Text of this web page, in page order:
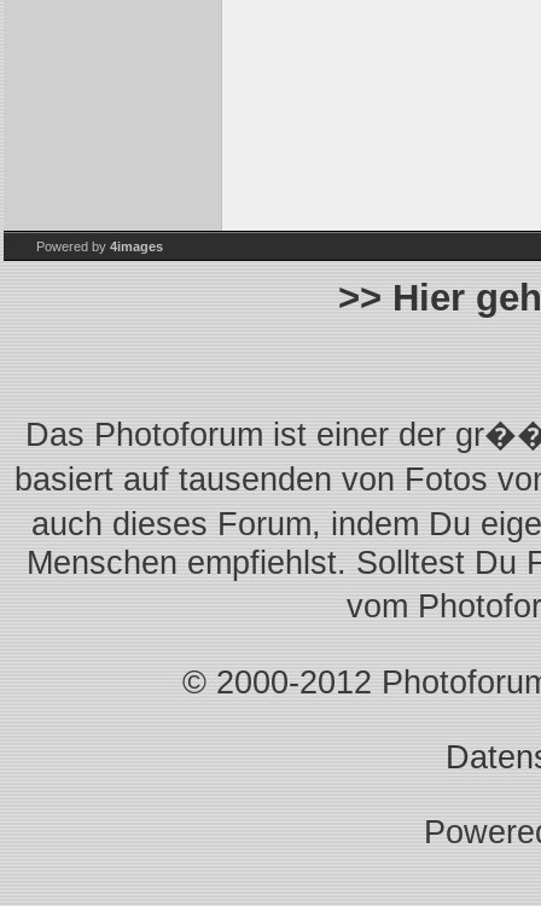
Powered by 4images
>> Hier
Das Photoforum ist einer der
basiert auf tausenden von Fotos
auch dieses Forum, indem Du
Menschen empfiehlst. Solltest Du
vom
© 2000-2012